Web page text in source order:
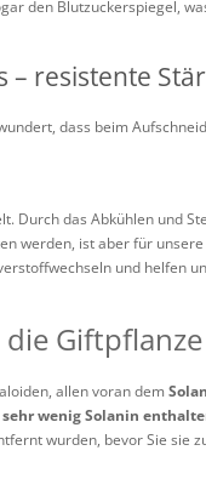
den Blutzuckerspiegel,
– resistente
dass beim
Durch das Abkühlen und
werden, ist aber für
und helfen
Giftpflanze
allen voran dem
sehr wenig Solanin
wurden, bevor Sie sie